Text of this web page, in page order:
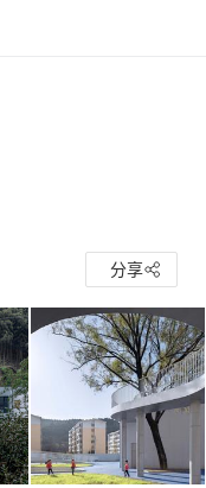
分享